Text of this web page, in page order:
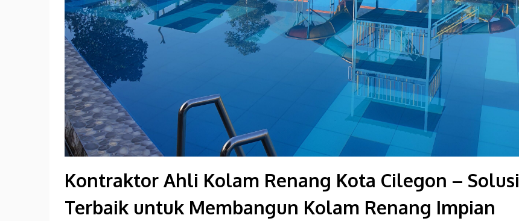
Kontraktor Ahli Kolam Renang Kota Cilegon – Solusi
Terbaik untuk Membangun Kolam Renang Impian